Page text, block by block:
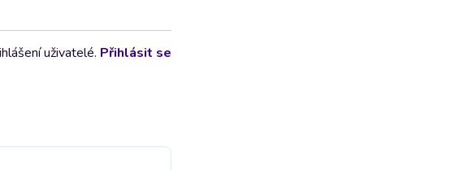
uživatelé. Přihlásit se